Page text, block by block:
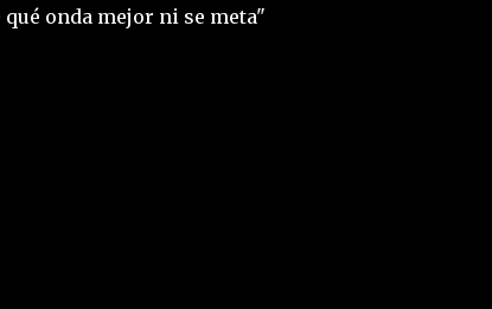
onda mejor ni se meta"